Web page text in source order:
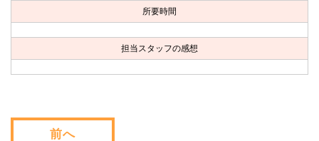
お客様の声
お問い合わせ
会社概要
所要時間
担当スタッフの感想
前へ